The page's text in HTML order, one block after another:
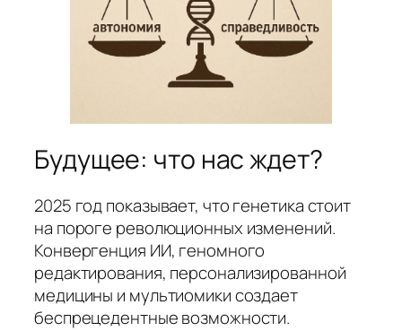
Будущее: что нас ждет?
2025 год показывает, что генетика стоит
на пороге революционных изменений.
Конвергенция ИИ, геномного
редактирования, персонализированной
медицины и мультиомики создает
беспрецедентные возможности.